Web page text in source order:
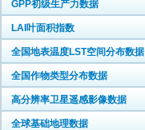
GPP初级生产力数据
LAI叶面积指数
全国地表温度LST空间分布数据
全国作物类型分布数据
高分辨率卫星遥感影像数据
全球基础地理数据